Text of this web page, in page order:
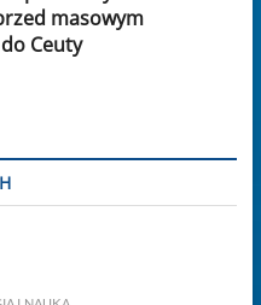
masowym
Ceuty